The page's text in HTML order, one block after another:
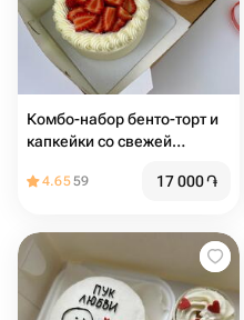
Комбо-набор бенто-торт и
капкейки со свежей
сливочным кремом (2 шт)
4.6559 17 000֏